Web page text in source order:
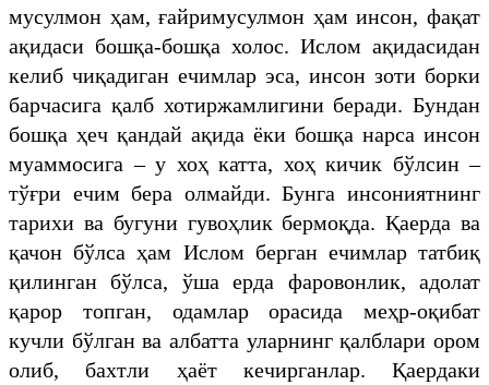
мусулмон ҳам, ғайримусулмон ҳам инсон, фақат
ақидаси бошқа-бошқа холос. Ислом ақидасидан
келиб чиқадиган ечимлар эса, инсон зоти борки
барчасига қалб хотиржамлигини беради. Бундан
бошқа ҳеч қандай ақида ёки бошқа нарса инсон
муаммосига – у хоҳ катта, хоҳ кичик бўлсин –
тўғри ечим бера олмайди. Бунга инсониятнинг
тарихи ва бугуни гувоҳлик бермоқда. Қаерда ва
қачон бўлса ҳам Ислом берган ечимлар татбиқ
қилинган бўлса, ўша ерда фаровонлик, адолат
қарор топган, одамлар орасида меҳр-оқибат
кучли бўлган ва албатта уларнинг қалблари ором
олиб, бахтли ҳаёт кечирганлар. Қаердаки